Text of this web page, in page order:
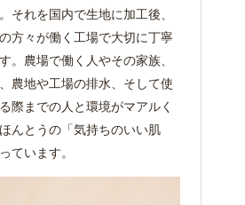
それを国内で生地に加工後、
方々が働く工場で大切に丁寧
。農場で働く人やその家族、
農地や工場の排水、そして使
際までの人と環境がマアルく
んとうの「気持ちのいい肌
ています。